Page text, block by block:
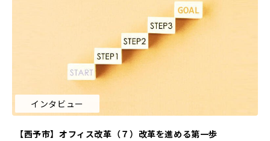
【西予市】オフィス改革（７）改革を進める第一歩
インタビュー